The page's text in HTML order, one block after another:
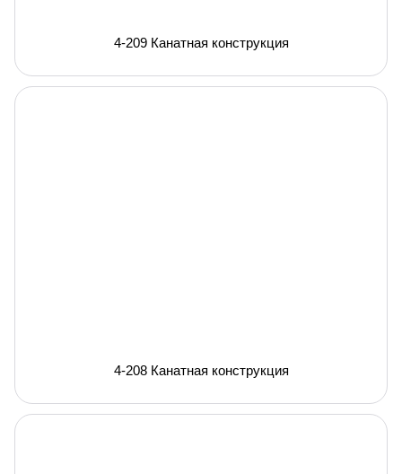
4-209 Канатная конструкция
4-208 Канатная конструкция